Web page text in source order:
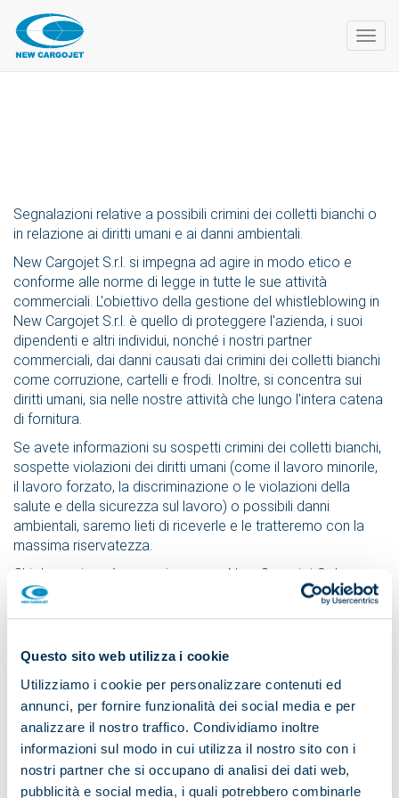
Questo sito web utilizza i cookie
Utilizziamo i cookie per personalizzare contenuti ed
annunci, per fornire funzionalità dei social media e per
analizzare il nostro traffico. Condividiamo inoltre
informazioni sul modo in cui utilizza il nostro sito con i
nostri partner che si occupano di analisi dei dati web,
pubblicità e social media, i quali potrebbero combinarle
Segnalazioni relative a possibili crimini dei colletti bianchi o
in relazione ai diritti umani e ai danni ambientali.
New Cargojet S.r.l. si impegna ad agire in modo etico e
conforme alle norme di legge in tutte le sue attività
commerciali. L'obiettivo della gestione del whistleblowing in
New Cargojet S.r.l. è quello di proteggere l'azienda, i suoi
dipendenti e altri individui, nonché i nostri partner
commerciali, dai danni causati dai crimini dei colletti bianchi
come corruzione, cartelli e frodi. Inoltre, si concentra sui
diritti umani, sia nelle nostre attività che lungo l'intera catena
di fornitura.
Se avete informazioni su sospetti crimini dei colletti bianchi,
sospette violazioni dei diritti umani (come il lavoro minorile,
il lavoro forzato, la discriminazione o le violazioni della
salute e della sicurezza sul lavoro) o possibili danni
ambientali, saremo lieti di riceverle e le tratteremo con la
massima riservatezza.
Chi denuncia può comunicare con New Cargojet S.r.l.
mantenendo la propria identità riservata.
E’ disponibile il seguente canale di segnalazione, utilizzabile
Nota sulla data privacy:
New Cargojet S.r.l. è il responsabile del sistema di
whistleblowing e raccoglie ed elabora i vostri dati a questo
proposito. Questi vengono utilizzati per ricevere ed
elaborare in modo sicuro e confidenziale le informazioni